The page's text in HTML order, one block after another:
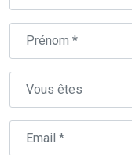
Prénom
Type
Email